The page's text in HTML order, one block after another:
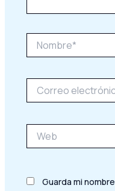
electrónico*
Guarda mi